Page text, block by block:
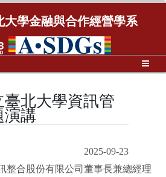
大學金融與合作經營學系
臺北大學資訊管
演講
2025-09-23
整合股份有限公司董事長兼總經理